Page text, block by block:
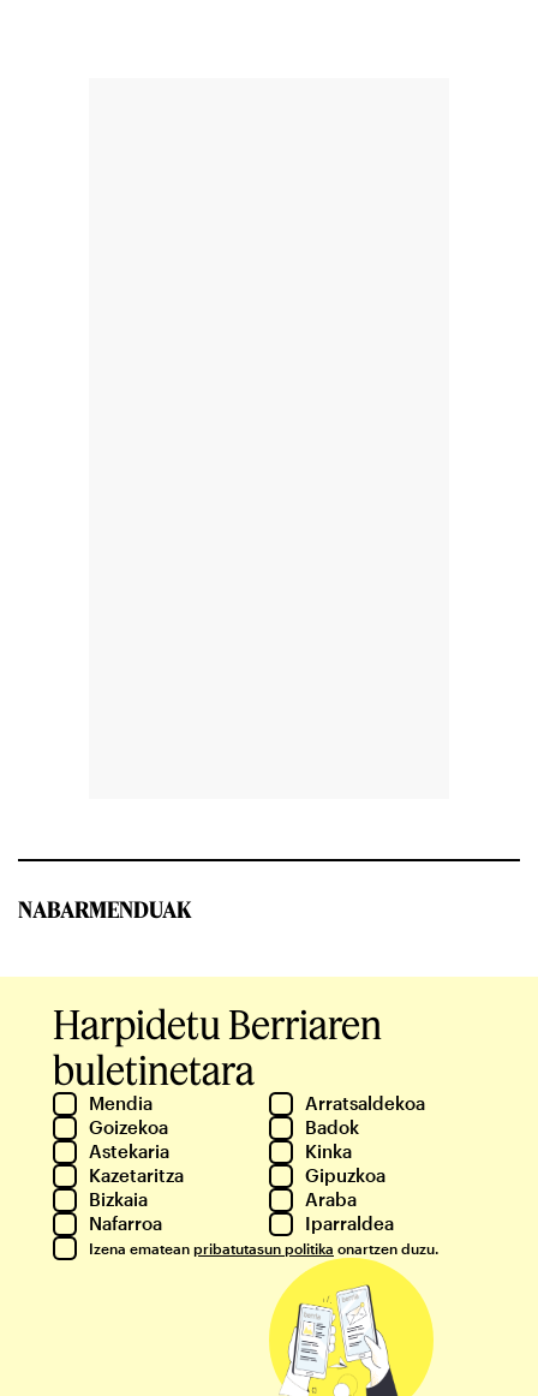
NABARMENDUAK
Harpidetu Berriaren
buletinetara
Mendia
Arratsaldekoa
Goizekoa
Badok
Astekaria
Kinka
Kazetaritza
Gipuzkoa
Bizkaia
Araba
Nafarroa
Iparraldea
Izena ematean pribatutasun politika onartzen duzu.